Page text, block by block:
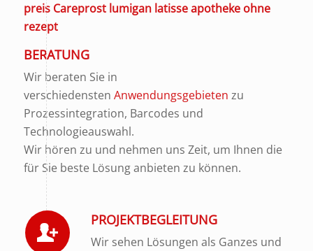
preis Careprost lumigan latisse apotheke ohne
rezept
BERATUNG
Wir beraten Sie in
verschiedensten Anwendungsgebieten zu
Prozessintegration, Barcodes und
Technologieauswahl.
Wir hören zu und nehmen uns Zeit, um Ihnen die
für Sie beste Lösung anbieten zu können.
PROJEKTBEGLEITUNG
Wir sehen Lösungen als Ganzes und